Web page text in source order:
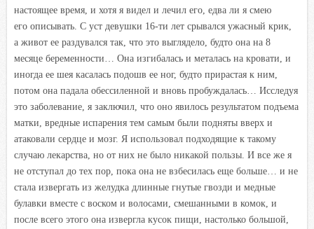
настоящее время, и хотя я видел и лечил его, едва ли я смею
его описывать. С уст девушки 16-ти лет срывался ужасный крик,
а живот ее раздувался так, что это выглядело, будто она на 8
месяце беременности… Она изгибалась и металась на кровати, и
иногда ее шея касалась подошв ее ног, будто прирастая к ним,
потом она падала обессиленной и вновь пробуждалась… Исследуя
это заболевание, я заключил, что оно явилось результатом подъема
матки, вредные испарения тем самым были подняты вверх и
атаковали сердце и мозг. Я использовал подходящие к такому
случаю лекарства, но от них не было никакой пользы. И все же я
не отступал до тех пор, пока она не взбесилась еще больше… и не
стала извергать из желудка длинные гнутые гвозди и медные
булавки вместе с воском и волосами, смешанными в комок, и
после всего этого она извергла кусок пищи, настолько большой,